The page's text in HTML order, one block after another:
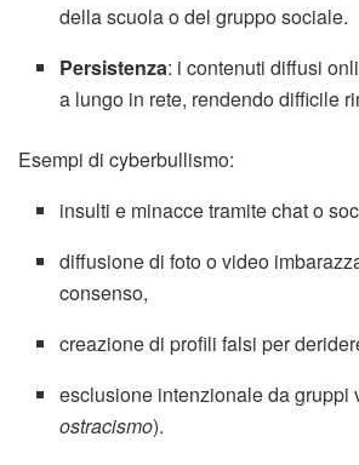
della scuola o del gruppo sociale.
Persistenza: i contenuti diffusi
a lungo in rete, rendendo difficile
Esempi di cyberbullismo:
insulti e minacce tramite chat o
diffusione di foto o video
consenso,
creazione di profili falsi per
esclusione intenzionale da gruppi
ostracismo).